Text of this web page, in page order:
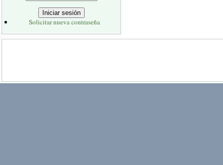
Solicitar nueva contraseña